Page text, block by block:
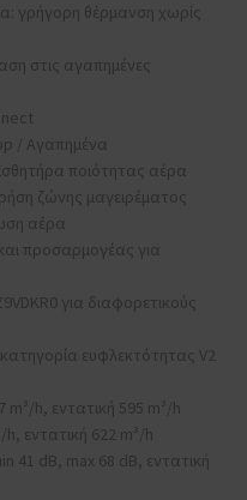
γρήγορη θέρμανση χωρίς
στις αγαπημένες
/ Αγαπημένα
ποιότητας αέρα
ζώνης μαγειρέματος
αέρα
προσαρμογέας για
για διαφορετικούς
ευφλεκτότητας V2
h, εντατική 595 m³/h
εντατική 622 m³/h
41 dB, max 68 dB, εντατική